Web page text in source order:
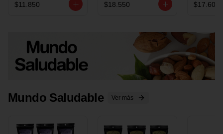
150ML SURTIDO
$11.850
ALQUERIA
$18.550 $17.600
Mundo Saludable Ver más